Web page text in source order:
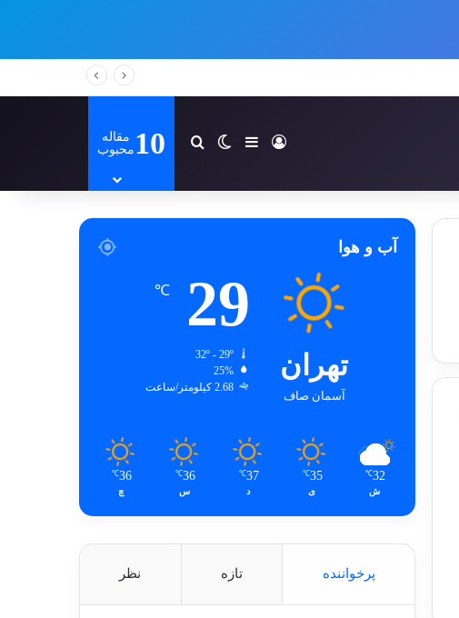
ورودسایدبارتغییر پوسته
جستجو برای
10 مقاله
محبوب
آب و هوا
تهران
آسمان صاف
29
℃
25%
2.68 کیلومتر/ساعت
32
℃
ش
35
℃
ی
37
℃
د
36
℃
س
36
℃
چ
پرخواننده تازه نظر